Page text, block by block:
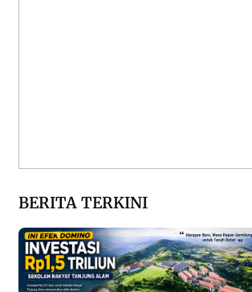
BERITA TERKINI